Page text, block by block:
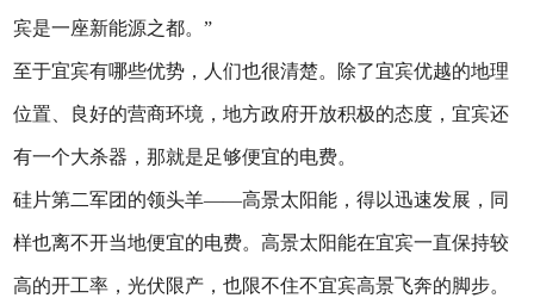
宾是一座新能源之都。”
至于宜宾有哪些优势，人们也很清楚。除了宜宾优越的地理
位置、良好的营商环境，地方政府开放积极的态度，宜宾还
有一个大杀器，那就是足够便宜的电费。
硅片第二军团的领头羊——高景太阳能，得以迅速发展，同
样也离不开当地便宜的电费。高景太阳能在宜宾一直保持较
高的开工率，光伏限产，也限不住不宜宾高景飞奔的脚步。